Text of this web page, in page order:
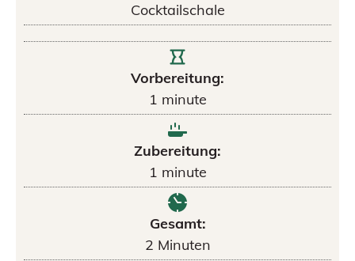
Cocktailschale
Vorbereitung:
1 minute
Zubereitung:
1 minute
Gesamt:
2 Minuten